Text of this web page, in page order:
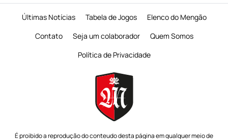
Últimas Notícias Tabela de Jogos
Elenco do Mengão
Contato
Seja um colaborador
Quem Somos
Política de Privacidade
É proibido a reprodução do conteudo desta página em qualquer meio de